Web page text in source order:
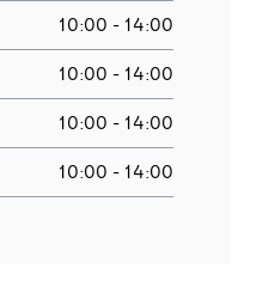
10:00 - 14:00
10:00 - 14:00
10:00 - 14:00
10:00 - 14:00